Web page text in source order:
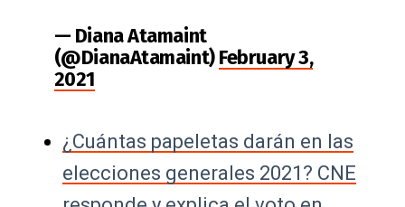
— Diana Atamaint
(@DianaAtamaint)February 3,
2021
¿Cuántas papeletas darán en las
elecciones generales 2021? CNE